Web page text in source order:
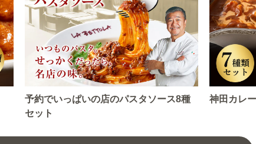
予約でいっぱいの店のパスタソース8種
セット
神田カレ